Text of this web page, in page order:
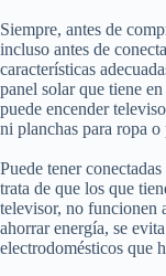
Siempre, antes de
incluso antes de
características
panel solar que tiene
puede encender
ni planchas para ropa o
Puede tener
trata de que los que
televisor, no funcionen
ahorrar energía, se
electrodomésticos que